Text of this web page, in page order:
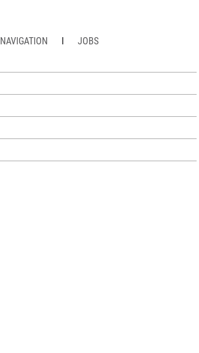
NAVIGATION JOBS